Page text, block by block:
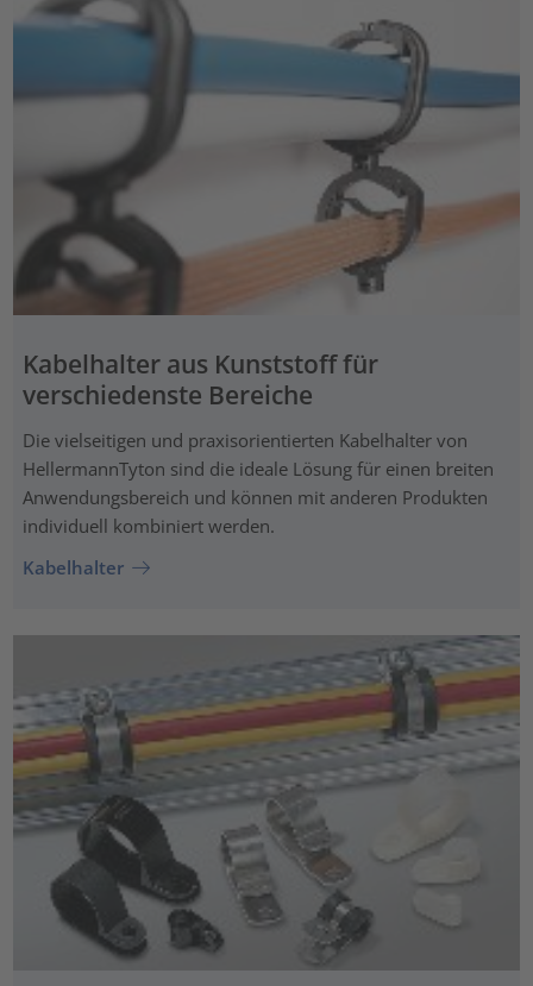
Kabelhalter aus Kunststoff für
verschiedenste Bereiche
Die vielseitigen und praxisorientierten Kabelhalter von
HellermannTyton sind die ideale Lösung für einen breiten
Anwendungsbereich und können mit anderen Produkten
individuell kombiniert werden.
Kabelhalter